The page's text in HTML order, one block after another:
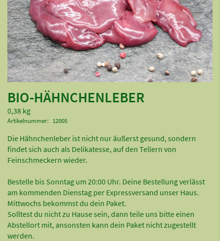
BIO-HÄHNCHENLEBER
0,38 kg
Artikelnummer 12005
Die Hähnchenleber ist nicht nur äußerst gesund, sondern
findet sich auch als Delikatesse, auf den Tellern von
Feinschmeckern wieder.
Bestelle bis Sonntag um 20:00 Uhr. Deine Bestellung verlässt
am kommenden Dienstag per Expressversand unser Haus.
Mittwochs bekommst du dein Paket.
Solltest du nicht zu Hause sein, dann teile uns bitte einen
Abstellort mit, ansonsten kann dein Paket nicht zugestellt
werden.